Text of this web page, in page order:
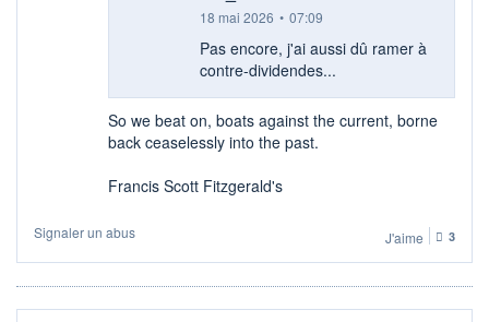
18 mai 2026 • 07:09
Pas encore, j'ai aussi dû ramer à
contre-dividendes...
So we beat on, boats against the current, borne
back ceaselessly into the past.
Francis Scott Fitzgerald's
Signaler un abus J'aime 3